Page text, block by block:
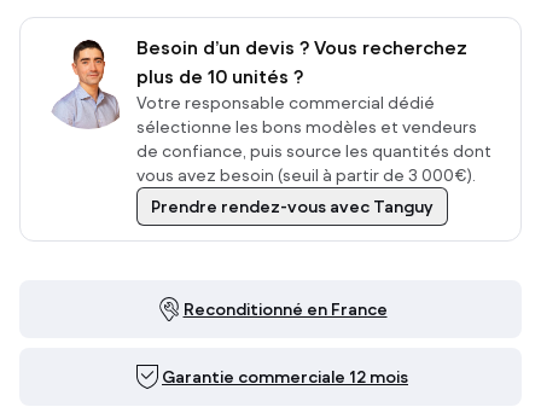
Besoin d’un devis ? Vous recherchez
plus de 10 unités ?
Votre responsable commercial dédié
sélectionne les bons modèles et vendeurs
de confiance, puis source les quantités dont
vous avez besoin (seuil à partir de 3 000€).
Prendre rendez-vous avec Tanguy
Reconditionné en France
Garantie commerciale 12 mois